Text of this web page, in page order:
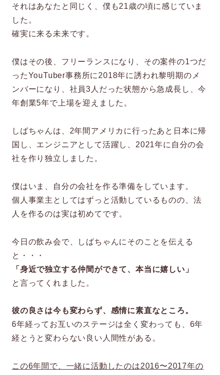
それはあなたと同じく、僕も21歳の頃に感じていま
した。
確実に来る未来です。
僕はその後、フリーランスになり、その案件の1つだ
ったYouTuber事務所に2018年に誘われ黎明期のメ
ンバーになり、社員3人だった状態から急成長し、今
年創業5年で上場を迎えました。
しばちゃんは、2年間アメリカに行ったあと日本に帰
国し、エンジニアとして活躍し、2021年に自分の会
社を作り独立しました。
僕はいま、自分の会社を作る準備をしています。
個人事業主としてはずっと活動しているものの、法
人を作るのは実は初めてです。
今日の飲み会で、しばちゃんにそのことを伝える
と・・・
「身近で独立する仲間ができて、本当に嬉しい」
と言ってくれました。
彼の良さは今も変わらず、感情に素直なところ。
6年経ってお互いのステージは全く変わっても、6年
経とうと変わらない良い人間性がある。
この6年間で、一緒に活動したのは2016〜2017年の